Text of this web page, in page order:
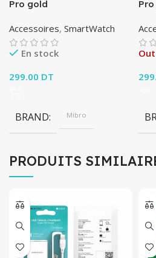
Pro gold
Accessoires, SmartWatch
En stock
299.00 DT
BRAND Mibro
PRODUITS